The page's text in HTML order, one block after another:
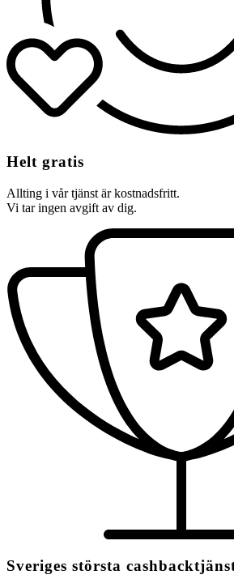
Helt gratis
Allting i vår tjänst är kostnadsfritt.
Vi tar ingen avgift av dig.
Sveriges största